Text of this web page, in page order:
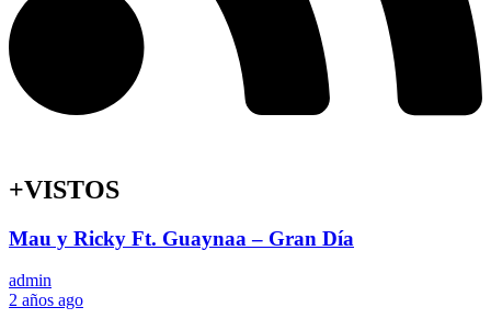
+VISTOS
Mau y Ricky Ft. Guaynaa – Gran Día
admin
2 años ago